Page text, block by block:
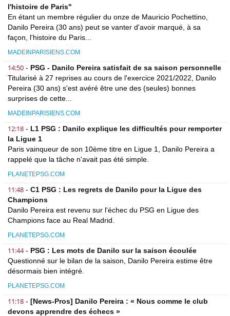
l'histoire de Paris"
En étant un membre régulier du onze de Mauricio Pochettino,
Danilo Pereira (30 ans) peut se vanter d'avoir marqué, à sa
façon, l'histoire du Paris...
MADEINPARISIENS.COM
14:50 - PSG - Danilo Pereira satisfait de sa saison personnelle
Titularisé à 27 reprises au cours de l'exercice 2021/2022, Danilo
Pereira (30 ans) s'est avéré être une des (seules) bonnes
surprises de cette...
MADEINPARISIENS.COM
12:18 - L1 PSG : Danilo explique les difficultés pour remporter
la Ligue 1
Paris vainqueur de son 10ème titre en Ligue 1, Danilo Pereira a
rappelé que la tâche n'avait pas été simple.
PLANETEPSG.COM
11:48 - C1 PSG : Les regrets de Danilo pour la Ligue des
Champions
Danilo Pereira est revenu sur l'échec du PSG en Ligue des
Champions face au Real Madrid.
PLANETEPSG.COM
11:44- PSG : Les mots de Danilo sur la saison écoulée
Questionné sur le bilan de la saison, Danilo Pereira estime être
désormais bien intégré.
PLANETEPSG.COM
11:18 - [News-Pros] Danilo Pereira : « Nous comme le club
devons apprendre des échecs »